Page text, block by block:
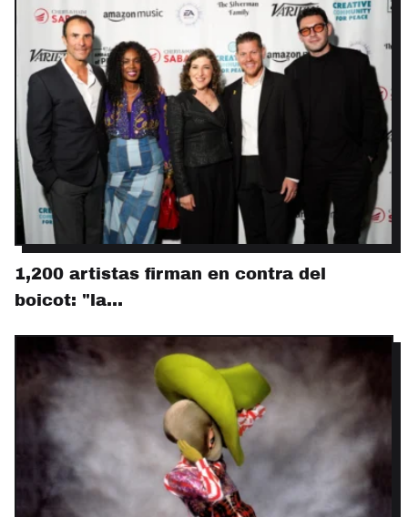
1,200 artistas firman en contra del
boicot: "la…